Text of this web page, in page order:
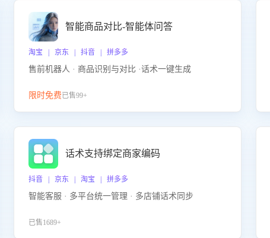
智能商品对比-智能体问答
淘宝 | 京东 | 抖音 | 拼多多
售前机器人 · 商品识别与对比 ·话术一键生成
限时免费已售99+
话术支持绑定商家编码
抖音 | 京东 | 淘宝 | 拼多多
智能客服 · 多平台统一管理 · 多店铺话术同步
已售1689+